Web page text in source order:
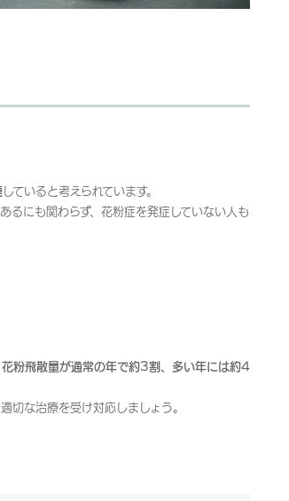
していると考えられています。
るにも関わらず、花粉症を発症していない人も
花粉飛散量が通常の年で約3割、多い年には約4
切な治療を受け対応しましょう。